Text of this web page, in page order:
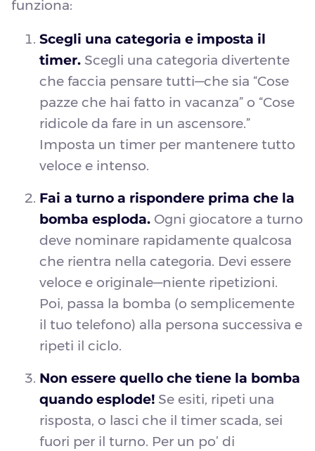
funziona:
Scegli una categoria e imposta il
timer. Scegli una categoria divertente
che faccia pensare tutti—che sia “Cose
pazze che hai fatto in vacanza” o “Cose
ridicole da fare in un ascensore.”
Imposta un timer per mantenere tutto
veloce e intenso.
Fai a turno a rispondere prima che la
bomba esploda. Ogni giocatore a turno
deve nominare rapidamente qualcosa
che rientra nella categoria. Devi essere
veloce e originale—niente ripetizioni.
Poi, passa la bomba (o semplicemente
il tuo telefono) alla persona successiva e
ripeti il ciclo.
Non essere quello che tiene la bomba
quando esplode! Se esiti, ripeti una
risposta, o lasci che il timer scada, sei
fuori per il turno. Per un po’ di